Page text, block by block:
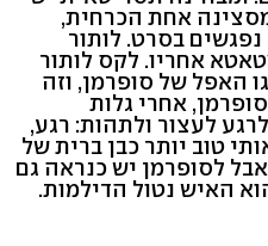
אחת הכרחית,
בסרט. לותור
אחריו. לקס לותור
האפל של סופרמן, וזה
אחרי גלות
לעצור ולתהות: רגע,
טוב יותר כבן ברית של
אבל לסופרמן יש כנראה גם
האיש נטול הדילמות.